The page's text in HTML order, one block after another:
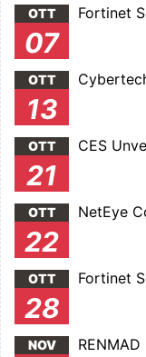
OTT
07
Fortinet
OTT
13
OTT
21
CES
OTT
22
NetEye
OTT
28
Fortinet
NOV RENMAD